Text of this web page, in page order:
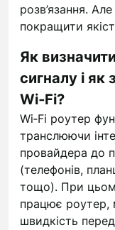
розв’язання.
покращити
Як
сигналу і як
Wi‑Fi?
Wi‑Fi роутер
транслюючи
провайдера до
(телефонів,
тощо). При
працює роутер,
швидкість